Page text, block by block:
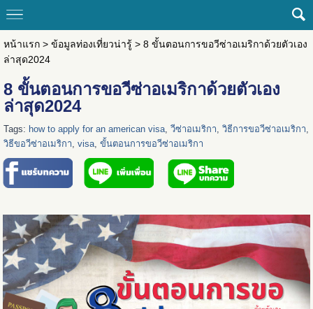
หน้าแรก> ข้อมูลท่องเที่ยวน่ารู้ > 8 ขั้นตอนการขอวีซ่าอเมริกาด้วยตัวเอง
ล่าสุด2024
8 ขั้นตอนการขอวีซ่าอเมริกาด้วยตัวเอง
ล่าสุด2024
Tags: how to apply for an american visa, วีซ่าอเมริกา, วิธีการขอวีซ่าอเมริกา,
วิธีขอวีซ่าอเมริกา, visa, ขั้นตอนการขอวีซ่าอเมริกา